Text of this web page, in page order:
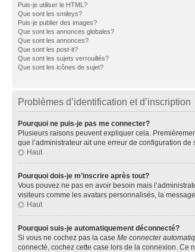
Puis-je utiliser le HTML?
Que sont les smileys?
Puis-je publier des images?
Que sont les annonces globales?
Que sont les annonces?
Que sont les post-it?
Que sont les sujets verrouillés?
Que sont les icônes de sujet?
Problèmes d’identification et d’inscription
Pourquoi ne puis-je pas me connecter?
Plusieurs raisons peuvent expliquer cela.
que l’administrateur ait une erreur de configuration
Haut
Pourquoi dois-je m’inscrire après tout?
Vous pouvez ne pas en avoir besoin mais
visiteurs comme les avatars personnalisés, la
Haut
Pourquoi suis-je automatiquement déconnecté?
Si vous ne cochez pas la case Me connecter
connecté, cochez cette case lors de la connexion. Ce